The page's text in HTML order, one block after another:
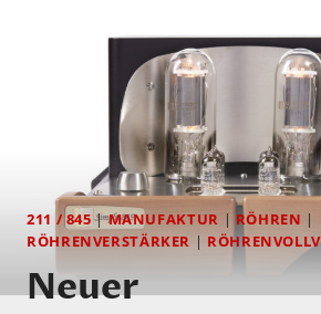
211 / 845|MANUFAKTUR | RÖHREN |
RÖHRENVERSTÄRKER |
Neuer